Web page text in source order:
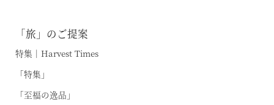
「旅」のご提案
特集｜Harvest Times
「特集」
「至福の逸品」